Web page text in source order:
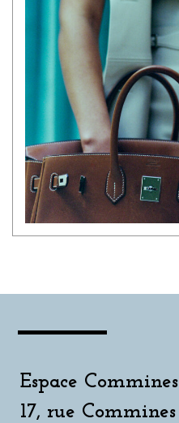
Espace Commines
17, rue Commines